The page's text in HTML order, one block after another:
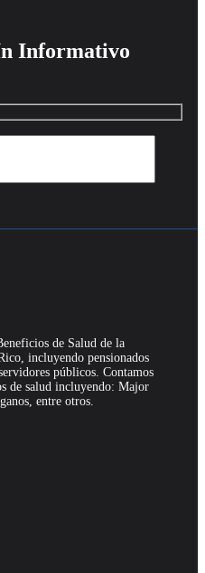
Informativo
de Salud de la
incluyendo pensionados
públicos. Contamos
de salud incluyendo: Major
entre otros.